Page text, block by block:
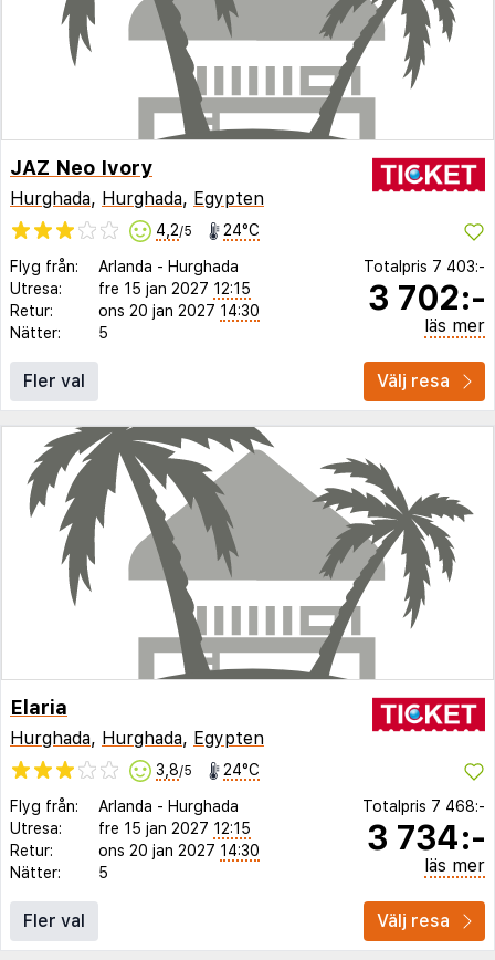
JAZ Neo Ivory
Hurghada, Hurghada, Egypten
4,2/5 24°C
Flyg från: Arlanda - Hurghada
Utresa:
fre 15 jan 2027 12:15
Retur:
ons 20 jan 2027 14:30
Nätter:
5
Totalpris 7 403:-
3 702:-
läs mer
Fler val Välj resa
Elaria
Hurghada, Hurghada, Egypten
3,8/5 24°C
Flyg från: Arlanda - Hurghada
Utresa:
fre 15 jan 2027 12:15
Retur:
ons 20 jan 2027 14:30
Nätter:
5
Totalpris 7 468:-
3 734:-
läs mer
Fler val Välj resa